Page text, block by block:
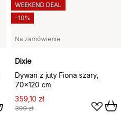
Na zamówienie
Dixie
Dywan z juty Fiona szary,
70x120 cm
359,10 zł
399 zł
WEEKEND DEAL
-10%